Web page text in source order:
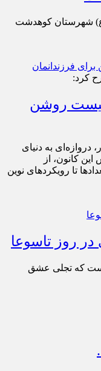
شهرستان کوهدشت
کرد:
روشن
دروازه‌ای به دنیای
کانون، از
تا رویکردهای نوین
روز تاسوعا
است که تجلی عشق